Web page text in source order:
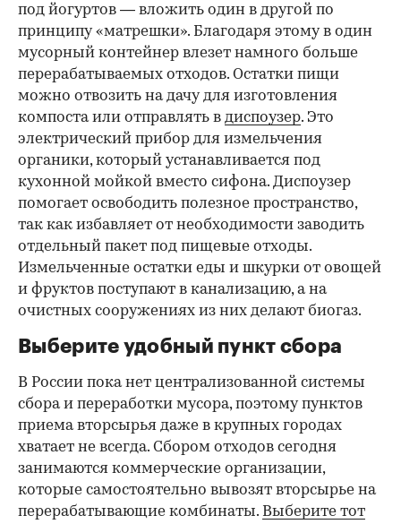
под йогуртов — вложить один в другой по
принципу «матрешки». Благодаря этому в один
мусорный контейнер влезет намного больше
перерабатываемых отходов. Остатки пищи
можно отвозить на дачу для изготовления
компоста или отправлять в диспоузер. Это
электрический прибор для измельчения
органики, который устанавливается под
кухонной мойкой вместо сифона. Диспоузер
помогает освободить полезное пространство,
так как избавляет от необходимости заводить
отдельный пакет под пищевые отходы.
Измельченные остатки еды и шкурки от овощей
и фруктов поступают в канализацию, а на
очистных сооружениях из них делают биогаз.
Выберите удобный пункт сбора
В России пока нет централизованной системы
сбора и переработки мусора, поэтому пунктов
приема вторсырья даже в крупных городах
хватает не всегда. Сбором отходов сегодня
занимаются коммерческие организации,
которые самостоятельно вывозят вторсырье на
перерабатывающие комбинаты. Выберите тот